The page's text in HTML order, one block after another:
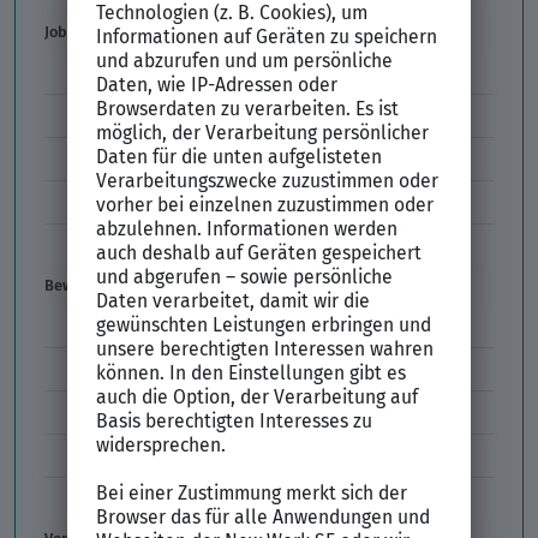
Job & Karriere
Arbeitsvertrag
Codes im Arbeitszeugnis
Kündigung
Einstiegsgehalt
Gehaltswunsch
Bewerbung
E-Mail-Bewerbung
Anlagen und Zeugnisse
Initiativbewerbung
Interne Bewerbung
Empfehlungsschreiben